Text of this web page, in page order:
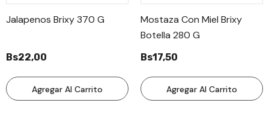
Jalapenos Brixy 370 G
Bs22,00
Agregar Al Carrito
Mostaza Con Miel Brixy
Botella 280 G
Bs17,50
Agregar Al Carrito
Clavo De
Te Con Canela Windsor
20 Uni
Yerba Buen Dia